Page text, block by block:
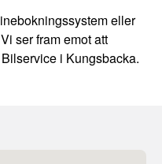
eller
ser fram emot att
i Kungsbacka.